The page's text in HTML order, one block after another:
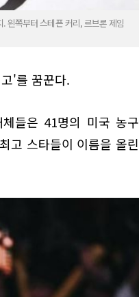
왼쪽부터 스테픈 커리, 르브론 제임
'를 꿈꾼다.
들은 41명의 미국 농구
고 스타들이 이름을 올린